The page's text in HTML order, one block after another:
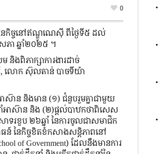
0
សនកិច្ចនៅឥណ្ឌូណេស៊ី ពីថ្ងៃទី៥ ដល់
ភា ឆ្នាំ២០២៥ ។
ងពិភាក្សាការងារដាច់
, លោក ស៊ុលតាន់ បាចទីយ៉ា
ាស៊ាន និងមាន (១) ជំនួបរួមគ្នាជាមួយ
ាំអាស៊ាន និង (២)ផ្តល់បាឋកថាពិសេស
ទរខួប ២៦ឆ្នាំ នៃការចូលជាសមាជិក
ធន៍ នៃកិច្ចខិតខំកសាងសន្តិភាពនៅ
of Government) ដែលនឹងមានការ